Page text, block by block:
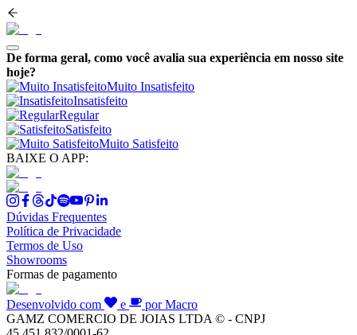
De forma geral, como você avalia sua experiência em nosso site
hoje?
Muito Insatisfeito
Insatisfeito
Regular
Satisfeito
Muito Satisfeito
BAIXE O APP:
Dúvidas Frequentes
Política de Privacidade
Termos de Uso
Showrooms
Formas de pagamento
Desenvolvido com e
por Macro
GAMZ COMERCIO DE JOIAS LTDA © - CNPJ